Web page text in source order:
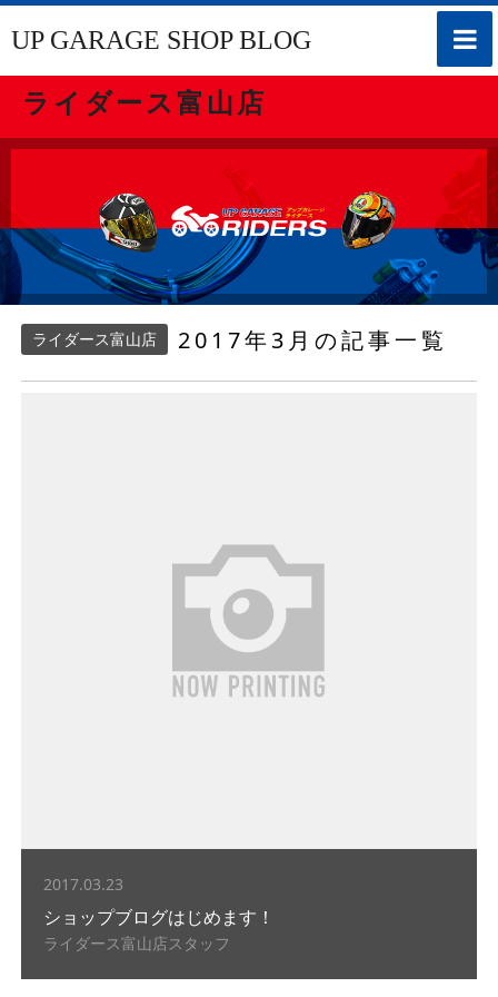
toggle
UP GARAGE SHOP BLOG
ライダース富山店
ライダース富山店 2017年3月の記事一覧
2017.03.23
ショップブログはじめます！
ライダース富山店スタッフ